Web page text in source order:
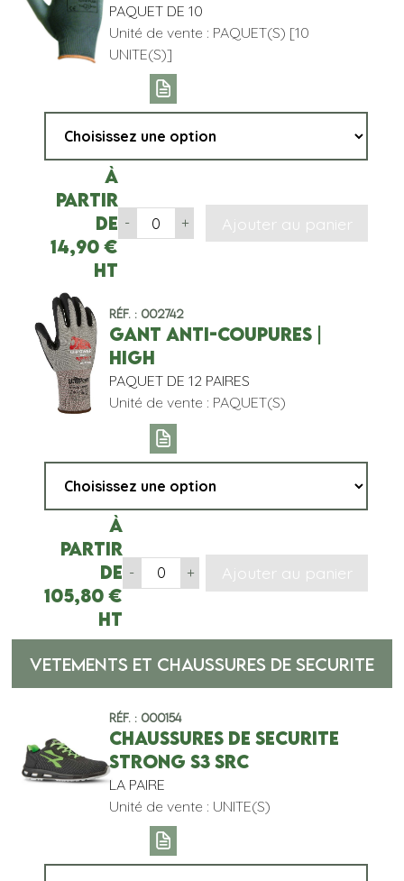
PAQUET DE 10
Unité de vente : PAQUET(S) [10
UNITE(S)]
À
partir
de
14,90 €
HT
- + Ajouter au panier
Réf. : 002742
GANT ANTI-COUPURES |
HIGH
PAQUET DE 12 PAIRES
Unité de vente : PAQUET(S)
À
partir
de
105,80€
HT
- + Ajouter au panier
VETEMENTS ET CHAUSSURES DE SECURITE
Réf. : 000154
CHAUSSURES DE SECURITE
STRONG S3 SRC
LA PAIRE
Unité de vente : UNITE(S)